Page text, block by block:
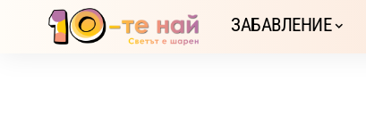
ЗАБАВЛЕНИЕ